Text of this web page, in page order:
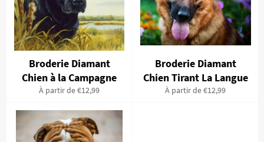
Broderie Diamant
Chien à la Campagne
À partir de €12,99
Broderie Diamant
Chien Tirant La Langue
À partir de €12,99